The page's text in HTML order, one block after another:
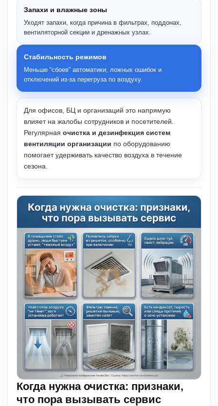
Запахи и влажные зоны
Уходят запахи, когда причина в фильтрах, поддонах,
вентиляторной секции и дренажных узлах.
Стабильность режимов
Меньше “сбоев” автоматики, ложных ошибок и
отключений из-за перегруза по воздуху.
Для офисов, БЦ и организаций это напрямую
влияет на жалобы сотрудников и посетителей.
Регулярная очистка и дезинфекция систем
вентиляции организации по оборудованию
помогает удерживать качество воздуха в течение
сезона.
Когда нужна очистка: признаки,
что пора вызывать сервис